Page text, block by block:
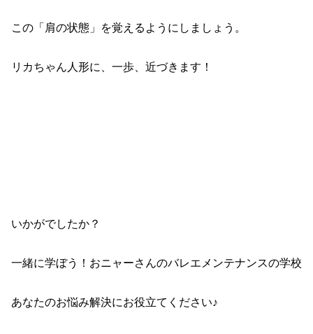
この「肩の状態」を覚えるようにしましょう。
リカちゃん人形に、一歩、近づきます！
いかがでしたか？
一緒に学ぼう！おニャーさんのバレエメンテナンスの学校
あなたのお悩み解決にお役立てください♪